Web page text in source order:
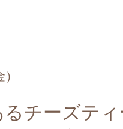
チーズテ